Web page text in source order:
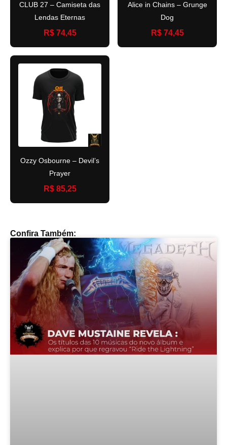
CLUB 27 – Camiseta das
Lendas Eternas
R$ 74,45
Alice in Chains – Grunge
Dog
R$ 74,45
Ozzy Osbourne – Devil’s
Prayer
R$ 85,25
Confira Também: